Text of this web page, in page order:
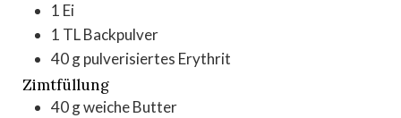
1 Ei
1 TL Backpulver
40gpulverisiertes Erythrit
Zimtfüllung
40gweiche Butter